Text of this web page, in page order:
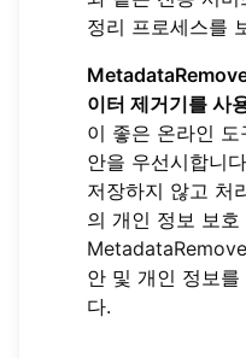
정리 프로세스를
이터 제거기를 사
이 좋은 온라인
안을 우선시합니
저장하지 않고 처
의 개인 정보 보
안 및 개인 정보
다.